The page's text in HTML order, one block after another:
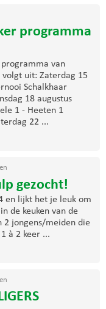
programma
van
uit: Zaterdag 15
Schalkhaar
18 augustus
1 - Heeten 1
22 ...
gezocht!
en lijkt het je leuk om
de keuken van de
2 jongens/meiden die
à 2 keer ...